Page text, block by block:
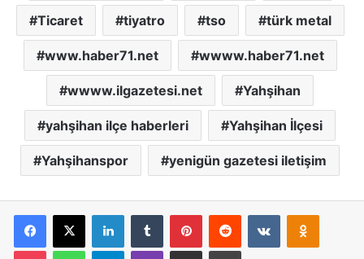
Ticaret tiyatro tso türk metal
www.haber71.net wwww.haber71.net
wwww.ilgazetesi.net Yahşihan
yahşihan ilçe haberleri Yahşihan İlçesi
Yahşihanspor yenigün gazetesi iletişim
Telegram